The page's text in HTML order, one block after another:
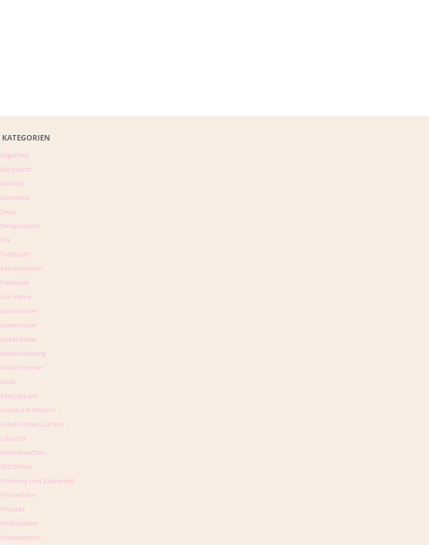
KATEGORIEN
Allgemein
Babyleicht
Bestickt
Coverlock
Deko
Designnähen
DIY
Fachleute
Familienleben
Freebook
Für Mama
Gartenleben
Gewinnspiel
Jackenfieber
Kinderkleidung
Kinderzimmer
Kleid
Klimperklein
Leben mit Kindern
Leben.Lieben.Lachen
Lillestoff
Männersachen
Nützliches
Ordnung und Sauberkeit
Plotterliebe
Privates
Probenähen
Probeplotten